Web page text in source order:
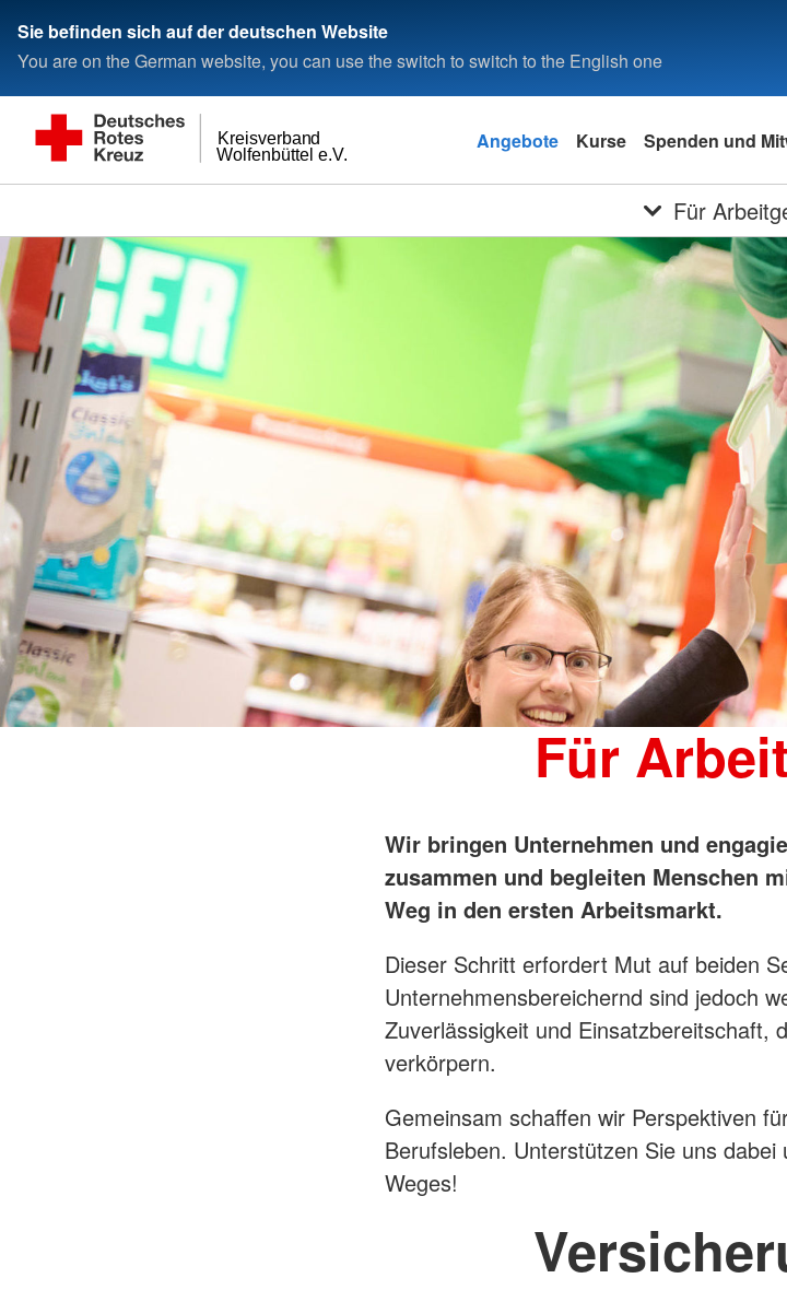
Sie befinden sich auf der deutschen Website
You are on the German website, you can use the switch to switch to the English one
Wolfenbüttel e.V.
Kreisverband Angebote Kurse Spenden und
Für
Für
Wir bringen Unternehmen und
zusammen und begleiten Menschen
Weg in den ersten Arbeitsmarkt.
Dieser Schritt erfordert Mut auf beiden
Unternehmensbereichernd sind jedoch
Zuverlässigkeit und Einsatzbereitschaft,
verkörpern.
Gemeinsam schaffen wir Perspektiven
Berufsleben. Unterstützen Sie uns dabei
Weges!